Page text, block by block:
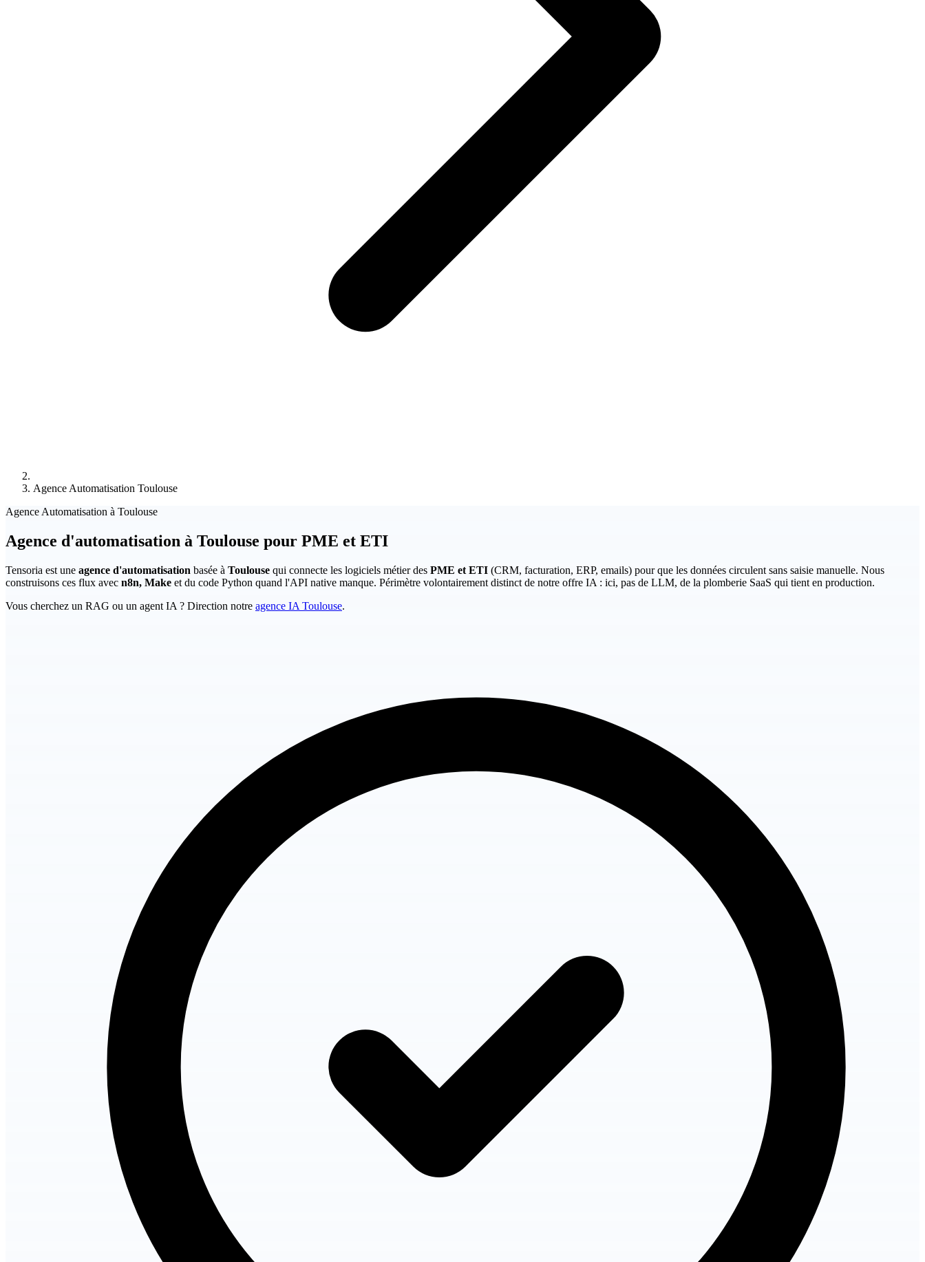
Agence Automatisation Toulouse
Agence Automatisation à Toulouse
Agence d'automatisation à Toulouse pour PME et ETI
Tensoria est une agence d'automatisation basée à Toulouse qui connecte les logiciels métier des PME et ETI (CRM, facturation, ERP, emails) pour que les données circulent sans saisie manuelle. Nous
construisons ces flux avec n8n, Make et du code Python quand l'API native manque. Périmètre volontairement distinct de notre offre IA : ici, pas de LLM, de la plomberie SaaS qui tient en production.
Vous cherchez un RAG ou un agent IA ? Direction notre agence IA Toulouse.